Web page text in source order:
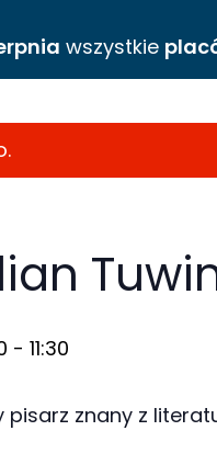
wszystkie
- 11:30
pisarz znany z